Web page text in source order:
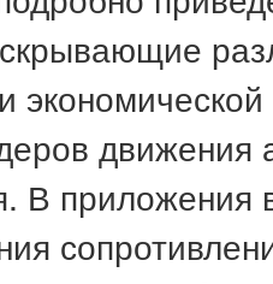
движения
В приложения